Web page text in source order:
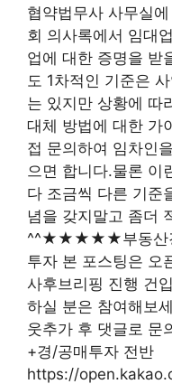
협약법무사 사무실
회 의사록에서 임대
업에 대한 증명을 받
도 1차적인 기준은
는 있지만 상황에 따
대체 방법에 대한 가
접 문의하여 임차인
으면 합니다.물론 이
다 조금씩 다른 기준
념을 갖지말고 좀더
^^★★★★★부동산경
투자 본 포스팅은 오
사후브리핑 진행 건
하실 분은 참여해보
웃추가 후 댓글로 문
+경/공매투자 전반
https://